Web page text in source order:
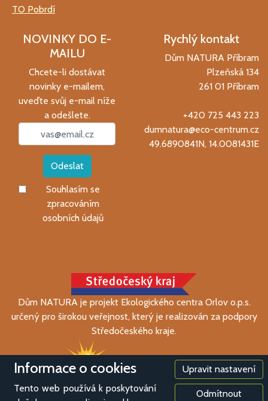
TO Pobrdí
NOVINKY DO E-
MAILU
Chcete-li dostávat
novinky e-mailem,
uveďte svůj e-mail níže
a odešlete.
Odeslat
Souhlasím se
zpracováním
osobních údajů
Rychlý kontakt
Dům NATURA Příbram
Plzeňská 134
261 01 Příbram
+420 725 443 223
dumnatura@eco-centrum.cz
49.6890841N, 14.0081431E
Dům NATURA je projekt Ekologického centra Orlov o.p.s.
určený pro širokou veřejnost, který je realizován za podpory
Středočeského kraje.
Informace o cookies
Tento web používá k poskytování
Upravit nastavení
Odmítnout